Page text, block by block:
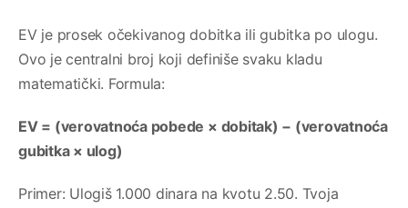
EV je prosek očekivanog dobitka ili gubitka po ulogu.
Ovo je centralni broj koji definiše svaku kladu
matematički. Formula:
EV = (verovatnoća pobede × dobitak) − (verovatnoća
gubitka × ulog)
Primer: Ulogiš 1.000 dinara na kvotu 2.50. Tvoja